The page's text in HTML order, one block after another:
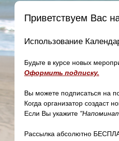
Приветствуем Вас
Использование
Будьте в курсе новых
Оформить подписку.
Вы можете подписаться на
Когда организатор создаст
Если Вы укажите
Рассылка абсолютно